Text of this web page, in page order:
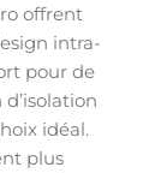
offrent
intra-
pour de
d’isolation
idéal.
plus